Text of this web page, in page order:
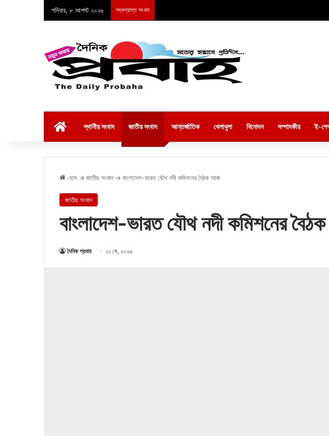
শনিবার, ৮ আগস্ট ২০২৬ সদ্যপ্রাপ্ত সংবাদ
স্থানীয় সংবাদ জাতীয় সংবাদ আন্তর্জাতিক খেলাধুলা বিনোদন সম্পাদকীয় ই-
হোম → জাতীয় সংবাদ → বাংলাদেশ-ভারত যৌথ নদী কমিশনের বৈঠক আজ
জাতীয় সংবাদ
বাংলাদেশ-ভারত যৌথ নদী কমিশনের
দৈনিক প্রবাহ ২১ মে, ২০২৬